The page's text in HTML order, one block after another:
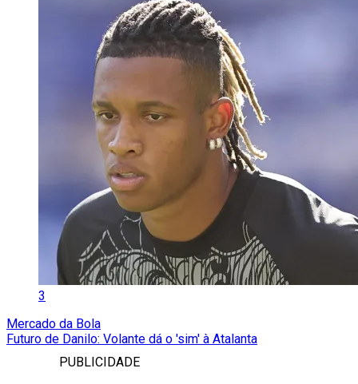
3
Mercado da Bola
Futuro de Danilo: Volante dá o 'sim' à Atalanta
PUBLICIDADE